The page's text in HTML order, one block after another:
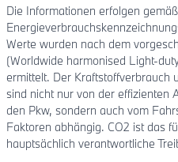
Die Informationen erfolgen
Werte wurden nach dem
(Worldwide harmonised Light-
ermittelt. Der Kraftstoffverbrauch
sind nicht nur von der effizienten
den Pkw, sondern auch vom
Faktoren abhängig. CO2 ist das
hauptsächlich verantwortliche